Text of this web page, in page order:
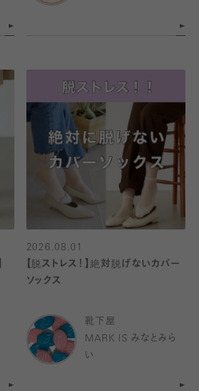
2026.08.01
【脱ストレス！】絶対脱げないカバー
ソックス
靴下屋
MARK IS みなとみら
い